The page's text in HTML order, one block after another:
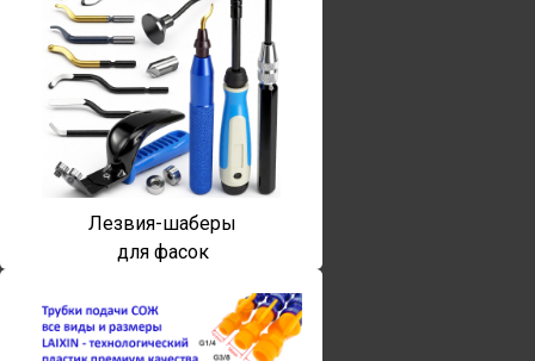
Лезвия-шаберы
для фасок